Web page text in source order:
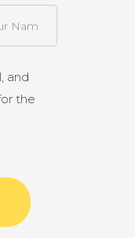
and
the